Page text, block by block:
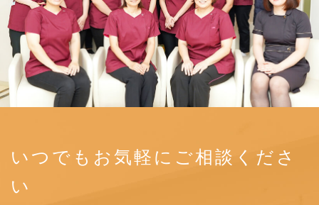
いつでもお気軽にご相談くださ
い